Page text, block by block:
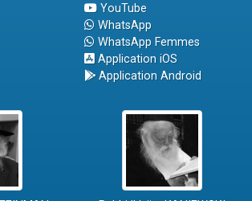
YouTube
WhatsApp
WhatsApp Femmes
Application iOS
Application Android